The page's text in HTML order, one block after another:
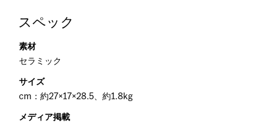
スペック
素材
セラミック
サイズ
cm：約27×17×28.5、約1.8kg
メディア掲載